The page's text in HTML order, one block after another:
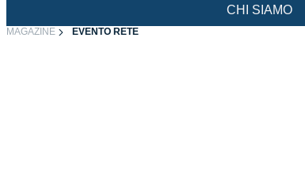
CHI SIAMO
MAGAZINE EVENTO RETE